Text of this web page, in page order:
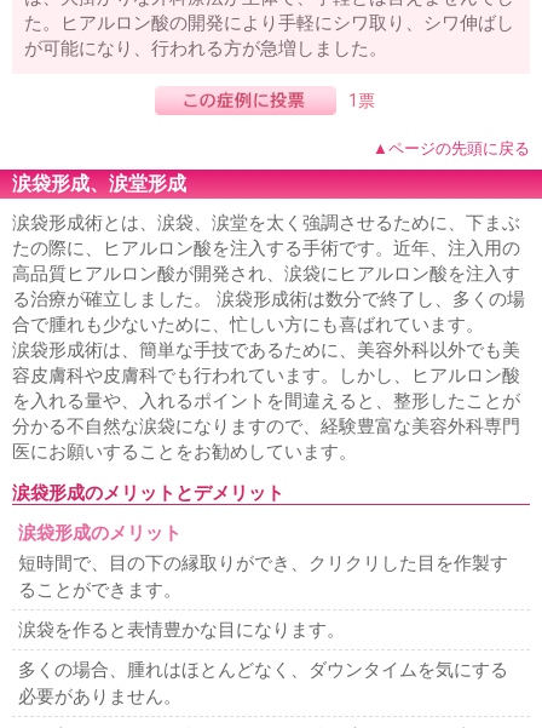
た。ヒアルロン酸の開発により手軽にシワ取り、シワ伸ばし
が可能になり、行われる方が急増しました。
1票
▲ページの先頭に戻る
涙袋形成、涙堂形成
涙袋形成術とは、涙袋、涙堂を太く強調させるために、下まぶ
たの際に、ヒアルロン酸を注入する手術です。近年、注入用の
高品質ヒアルロン酸が開発され、涙袋にヒアルロン酸を注入す
る治療が確立しました。 涙袋形成術は数分で終了し、多くの場
合で腫れも少ないために、忙しい方にも喜ばれています。
涙袋形成術は、簡単な手技であるために、美容外科以外でも美
容皮膚科や皮膚科でも行われています。しかし、ヒアルロン酸
を入れる量や、入れるポイントを間違えると、整形したことが
分かる不自然な涙袋になりますので、経験豊富な美容外科専門
医にお願いすることをお勧めしています。
涙袋形成のメリットとデメリット
涙袋形成のメリット
短時間で、目の下の縁取りができ、クリクリした目を作製す
ることができます。
涙袋を作ると表情豊かな目になります。
多くの場合、腫れはほとんどなく、ダウンタイムを気にする
必要がありません。